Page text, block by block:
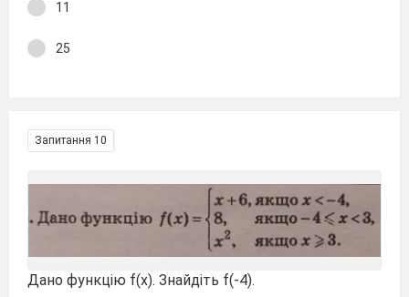
11
25
Запитання 10
Дано функцію f(x). Знайдіть f(-4).